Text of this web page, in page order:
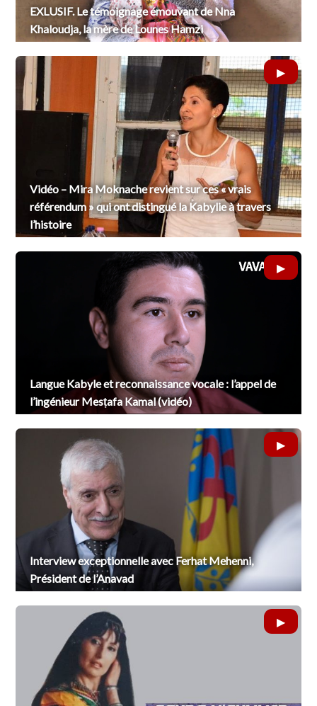
EXLUSIF. Le témoignage émouvant de Nna
Khaloudja, la mère de Lounes Hamzi
Vidéo – Mira Moknache revient sur ces « vrais
référendum » qui ont distingué la Kabylie à travers
l’histoire
Langue Kabyle et reconnaissance vocale : l’appel de
l’ingénieur Mesṭafa Kamal (vidéo)
Interview exceptionnelle avec Ferhat Mehenni,
Président de l’Anavad